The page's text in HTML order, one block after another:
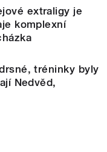
extraligy je
komplexní
tréninky byly
Nedvěd,